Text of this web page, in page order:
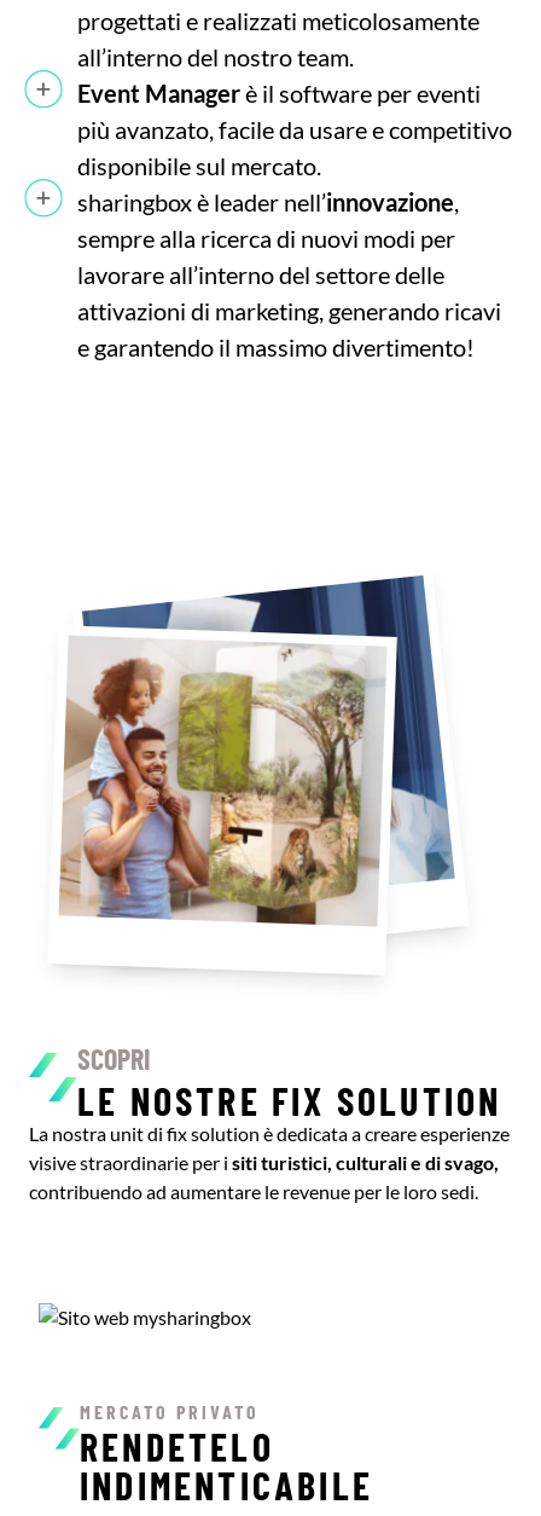
progettati e realizzati meticolosamente
all’interno del nostro team.
Event Managerè il software per eventi
più avanzato, facile da usare e competitivo
disponibile sul mercato.
sharingbox è leader nell’innovazione,
sempre alla ricerca di nuovi modi per
lavorare all’interno del settore delle
attivazioni di marketing, generando ricavi
e garantendo il massimo divertimento!
SCOPRI
LE NOSTRE FIX SOLUTION
La nostra unit di fix solution è dedicata a creare esperienze
visive straordinarie per i siti turistici, culturali e di svago,
contribuendo ad aumentare le revenue per le loro sedi.
MERCATO PRIVATO
RENDETELO
INDIMENTICABILE